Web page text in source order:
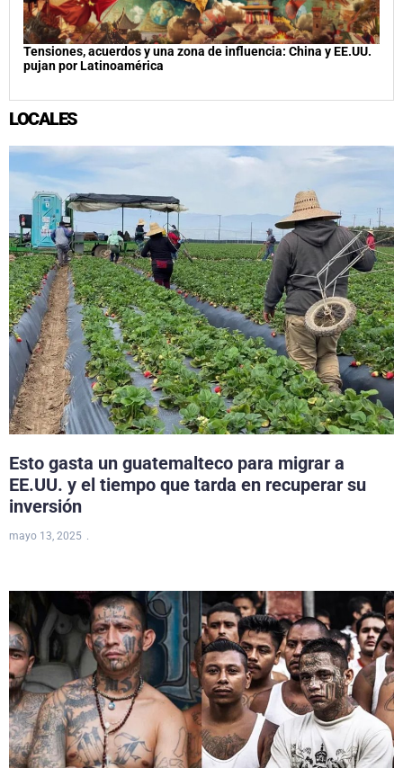
Tensiones, acuerdos y una zona de influencia: China y EE.UU.
pujan por Latinoamérica
LOCALES
Esto gasta un guatemalteco para migrar a
EE.UU. y el tiempo que tarda en recuperar su
inversión
mayo 13, 2025